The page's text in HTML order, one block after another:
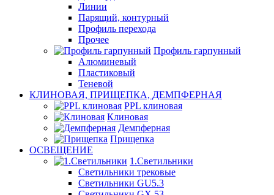
Линии
Парящий, контурный
Профиль перехода
Прочее
Профиль гарпунный
Алюминевый
Пластиковый
Теневой
КЛИНОВАЯ, ПРИЩЕПКА, ДЕМПФЕРНАЯ
PPL клиновая
Клиновая
Демпферная
Прищепка
ОСВЕЩЕНИЕ
1.Светильники
Светильники трековые
Светильники GU5.3